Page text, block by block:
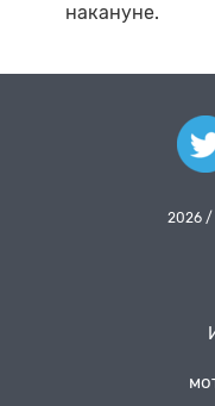
накануне.
2026 /